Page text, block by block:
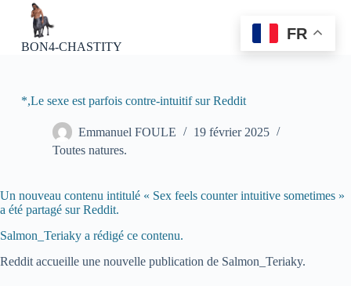
n
u
BON4-CHASTITY
*,Le sexe est parfois contre-intuitif sur Reddit
Emmanuel FOULE
19 février 2025
Toutes natures.
Un nouveau contenu intitulé « Sex feels counter intuitive sometimes »
a été partagé sur Reddit.
Salmon_Teriaky a rédigé ce contenu.
Reddit accueille une nouvelle publication de Salmon_Teriaky.
FR